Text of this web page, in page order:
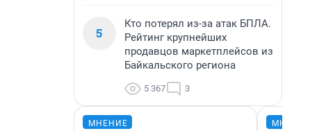
5
Кто потерял из-за атак БПЛА.
Рейтинг крупнейших
продавцов маркетплейсов из
Байкальского региона
5 367 3
МНЕНИЕ